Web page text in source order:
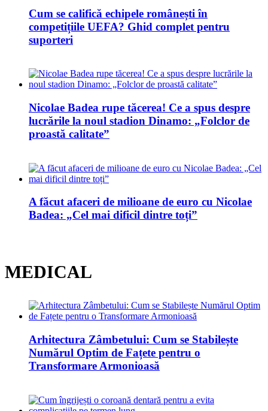
Cum se califică echipele românești în
competițiile UEFA? Ghid complet pentru
suporteri
Nicolae Badea rupe tăcerea! Ce a spus despre
lucrările la noul stadion Dinamo: „Folclor de
proastă calitate”
A făcut afaceri de milioane de euro cu Nicolae
Badea: „Cel mai dificil dintre toți”
MEDICAL
Arhitectura Zâmbetului: Cum se Stabilește
Numărul Optim de Fațete pentru o
Transformare Armonioasă